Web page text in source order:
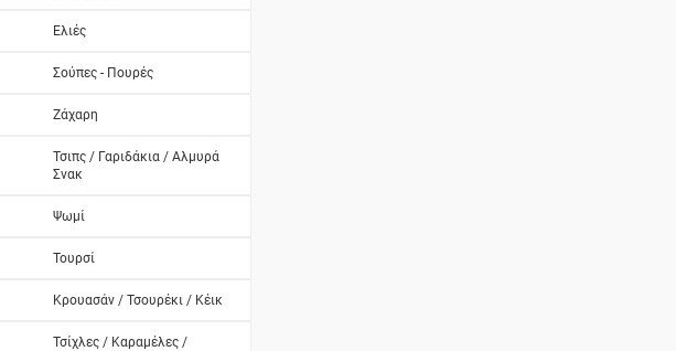
Ελιές
Σούπες - Πουρές
Ζάχαρη
Τσιπς / Γαριδάκια / Αλμυρά
Σνακ
Ψωμί
Τουρσί
Κρουασάν / Τσουρέκι / Κέικ
Τσίχλες / Καραμέλες /